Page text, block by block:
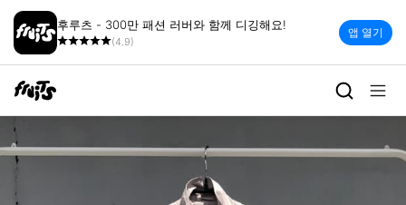
후루츠 - 300만 패션 러버와 함께 디깅해요!
(4.9)
앱 열기